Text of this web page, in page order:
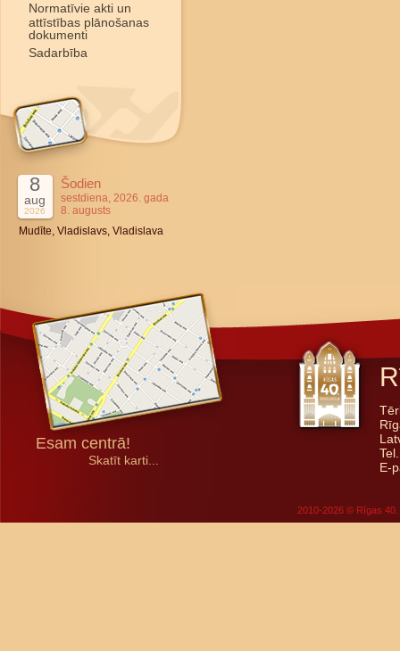
Normatīvie akti un
attīstības plānošanas
dokumenti
Sadarbība
8
aug
2026
Šodien
sestdiena, 2026. gada
8. augusts
Mudīte, Vladislavs, Vladislava
Esam centrā!
Skatīt karti...
E-
2010-2026 © Rīgas